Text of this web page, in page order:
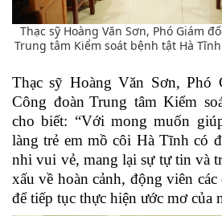
Thạc sỹ Hoàng Văn Sơn, Phó Giám
Trung tâm Kiểm soát bệnh tật Hà
Thạc sỹ Hoàng Văn Sơn, Phó
Công đoàn Trung tâm Kiểm
cho biết: “Với mong muốn
làng trẻ em mồ côi Hà Tĩnh có
nhi vui vẻ, mang lại sự tự tin và
xấu về hoàn cảnh, động viên
để tiếp tục thực hiện ước mơ của